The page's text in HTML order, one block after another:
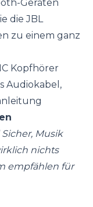
Geräten
die JBL
zu einem ganz
Kopfhörer
Audiokabel,
Musik
nichts
empfählen für